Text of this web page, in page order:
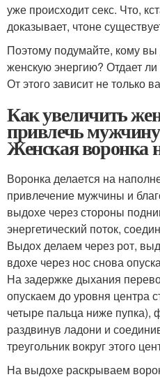
уже происходит секс. Что,
доказывает, чтоне
Поэтому подумайте, кому
женскую энергию? Отдает
От этого зависит не только
Как увеличить
привлечь
Женская воронка
Воронка делается на
привлечение мужчины и
выдохе через стороны
энергетический поток,
Выдох делаем через рот,
вдохе через нос снова
На задержке дыхания
опускаем до уровня центра
четыре пальца ниже пупка),
раздвинув ладони и
треугольник вокруг этого
На выдохе раскрываем